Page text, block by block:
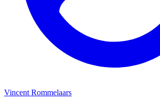
Vincent Rommelaars